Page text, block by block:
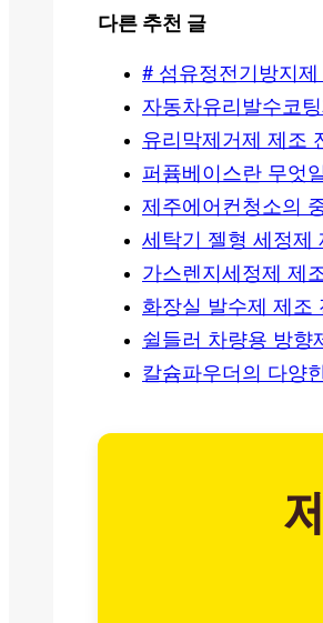
다른 추천 글
# 섬유정전기방지
자동차유리발수코
유리막제거제 제조
퍼퓸베이스란 무엇
제주에어컨청소의
세탁기 젤형 세정제
가스렌지세정제 제
화장실 발수제 제조
쉴들러 차량용 방향
칼슘파우더의 다양